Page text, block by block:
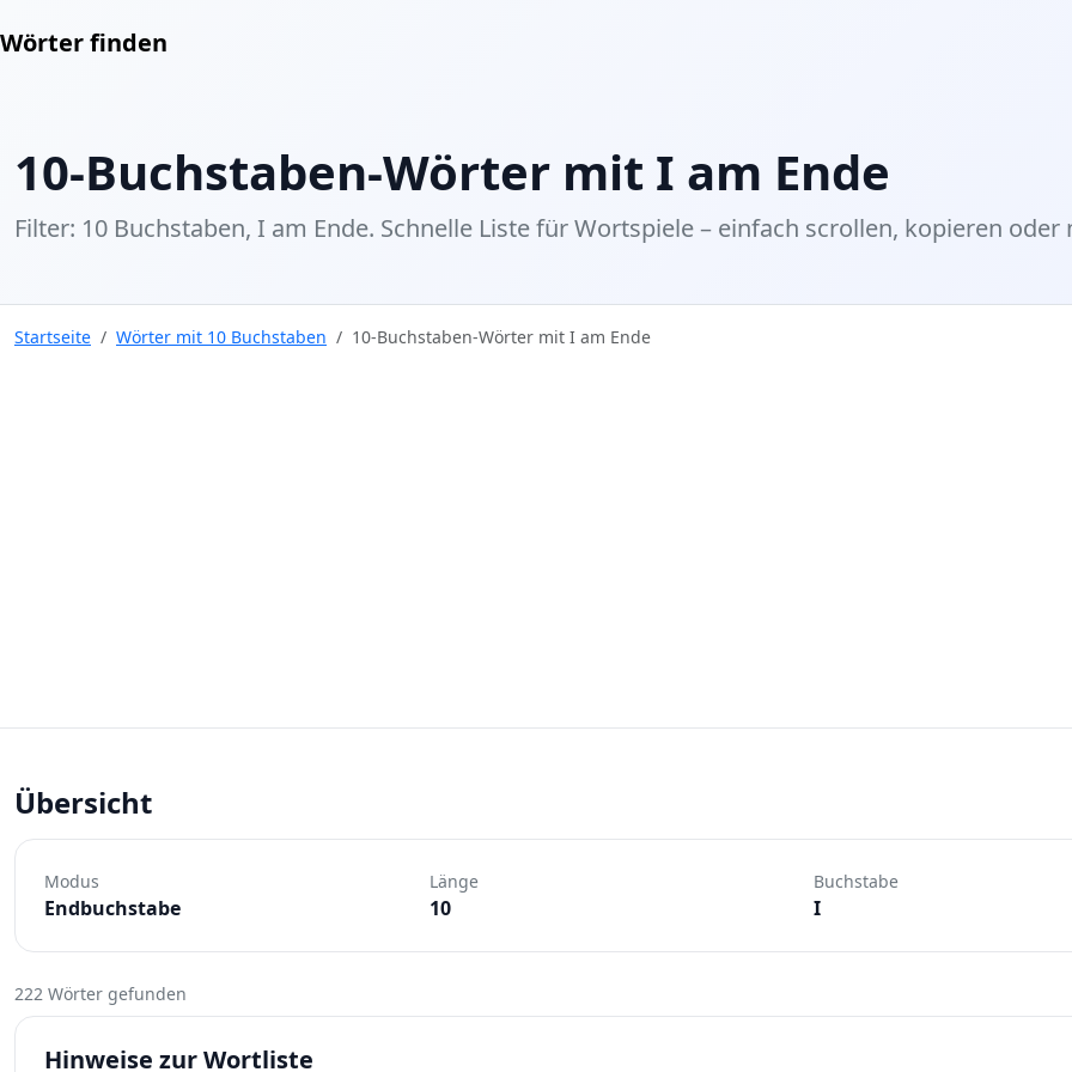
Wörter finden
10-Buchstaben-Wörter mit I am Ende
Filter: 10 Buchstaben, I am Ende. Schnelle Liste für Wortspiele – einfach scrollen, kopieren
Startseite Wörter mit 10 Buchstaben 10-Buchstaben-Wörter mit I am Ende
Übersicht
Modus
Endbuchstabe
Länge
10
Buchstabe
I
222 Wörter gefunden
Hinweise zur Wortliste